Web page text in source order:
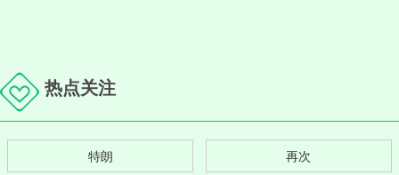
热点关注
特朗 再次